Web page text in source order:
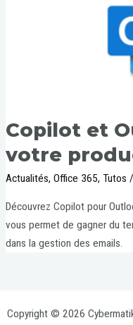
Copilot et
votre
Actualités,Office 365,Tutos /
Découvrez Copilot pour
vous permet de gagner du
dans la gestion des emails.
Copyright © 2026